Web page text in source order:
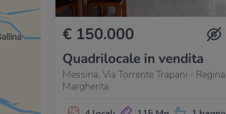
€ 150.000
Quadrilocale in vendita
Messina, Via Torrente Trapani - Regina
Margherita